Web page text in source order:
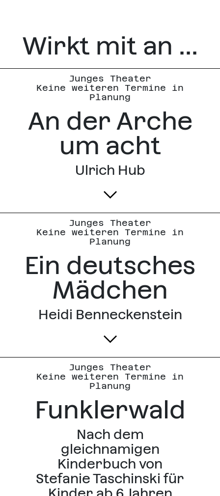
Wirkt mit an ...
Keine weiteren Termine in
Planung
Junges Theater
An der Arche
um acht
Ulrich Hub
Keine weiteren Termine in
Planung
Junges Theater
Ein deutsches
Mädchen
Heidi Benneckenstein
Keine weiteren Termine in
Planung
Junges Theater
Funklerwald
Nach dem
gleichnamigen
Kinderbuch von
Stefanie Taschinski für